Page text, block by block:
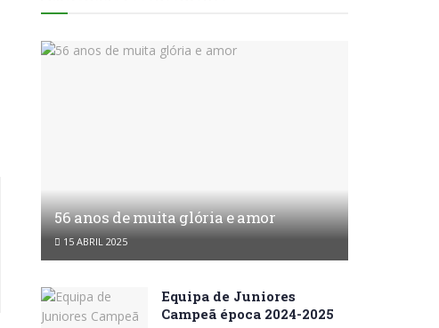
56 anos de muita glória e amor
15 ABRIL 2025
Equipa de Juniores
Campeã época 2024-2025